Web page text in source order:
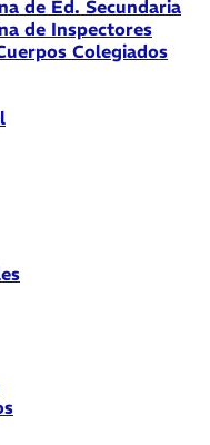
de Ed. Secundaria
de Inspectores
Colegiados